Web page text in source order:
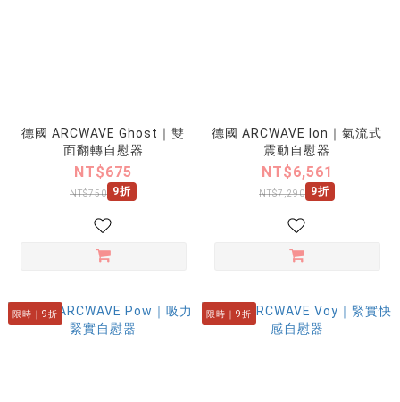
德國 ARCWAVE Ghost｜雙
面翻轉自慰器
NT$675
NT$750 9折
德國 ARCWAVE Ion｜氣流式
震動自慰器
NT$6,561
NT$7,290 9折
限時｜9折 限時｜9折